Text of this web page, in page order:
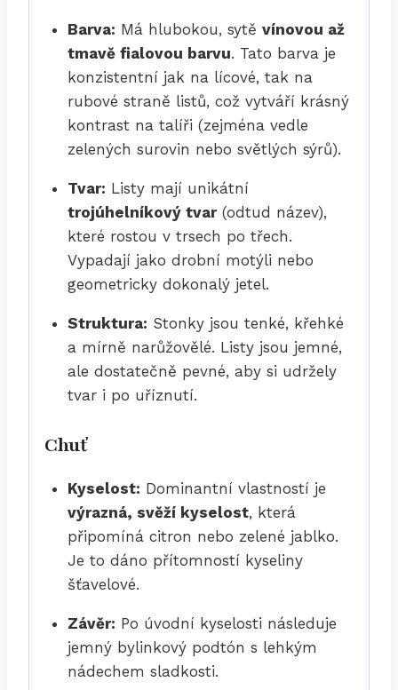
Barva: Má hlubokou, sytě vínovou až
tmavě fialovou barvu. Tato barva je
konzistentní jak na lícové, tak na
rubové straně listů, což vytváří krásný
kontrast na talíři (zejména vedle
zelených surovin nebo světlých sýrů).
Tvar: Listy mají unikátní
trojúhelníkový tvar(odtud název),
které rostou v trsech po třech.
Vypadají jako drobní motýli nebo
geometricky dokonalý jetel.
Struktura: Stonky jsou tenké, křehké
a mírně narůžovělé. Listy jsou jemné,
ale dostatečně pevné, aby si udržely
tvar i po uříznutí.
Chuť
Kyselost: Dominantní vlastností je
výrazná, svěží kyselost, která
připomíná citron nebo zelené jablko.
Je to dáno přítomností kyseliny
šťavelové.
Závěr: Po úvodní kyselosti následuje
jemný bylinkový podtón s lehkým
nádechem sladkosti.